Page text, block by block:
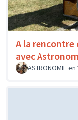
A la rencontre
avec
ASTRONOMIE en